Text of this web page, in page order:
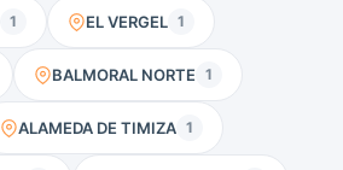
1 EL VERGEL 1
BALMORAL NORTE 1
ALAMEDA DE TIMIZA 1